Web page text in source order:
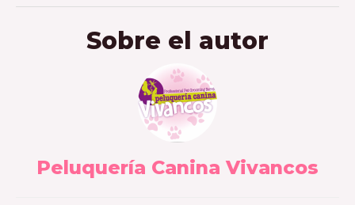
Sobre el autor
Peluquería Canina Vivancos